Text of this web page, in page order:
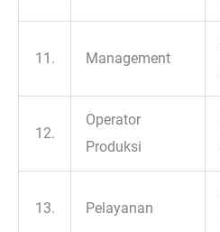
11. Management
12.
Operator
Produksi
13. Pelayanan